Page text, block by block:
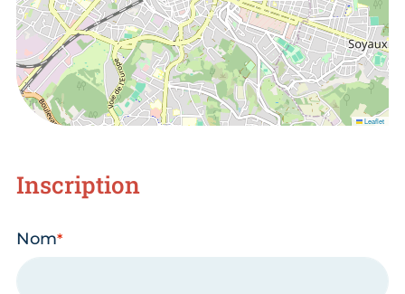
Leaflet
Inscription
Nom